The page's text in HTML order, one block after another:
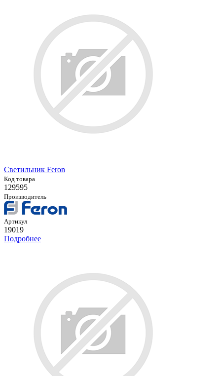
Светильник Feron
Код товара
129595
Производитель
Артикул
19019
Подробнее